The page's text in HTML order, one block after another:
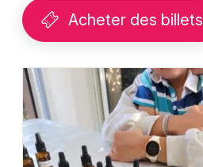
Acheter des billets